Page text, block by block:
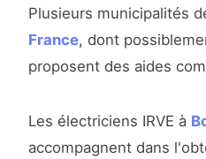
Plusieurs municipalités
France, dont
proposent des aides
Les électriciens IRVE à
accompagnent dans